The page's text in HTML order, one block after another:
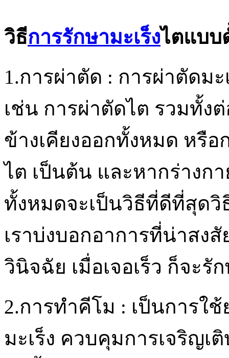
วิธีการรักษามะเร็งไตแบบ
1.การผ่าตัด : การผ่าตัดม
เช่น การผ่าตัดไต รวมทั้ง
ข้างเคียงออกทั้งหมด หรือ
ไต เป็นต้น และหากร่างก
ทั้งหมดจะเป็นวิธีที่ดีที่สุดวิ
เราบ่งบอกอาการที่น่าสง
วินิจฉัย เมื่อเจอเร็ว ก็จะรั
2.การทำคีโม : เป็นการใ
มะเร็ง ควบคุมการเจริญเ